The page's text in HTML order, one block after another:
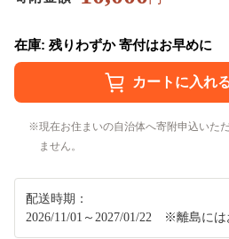
在庫: 残りわずか 寄付はお早めに
現在お住まいの自治体へ寄附申込いた
ません。
配送時期：
2026/11/01～2027/01/22 ※離島には